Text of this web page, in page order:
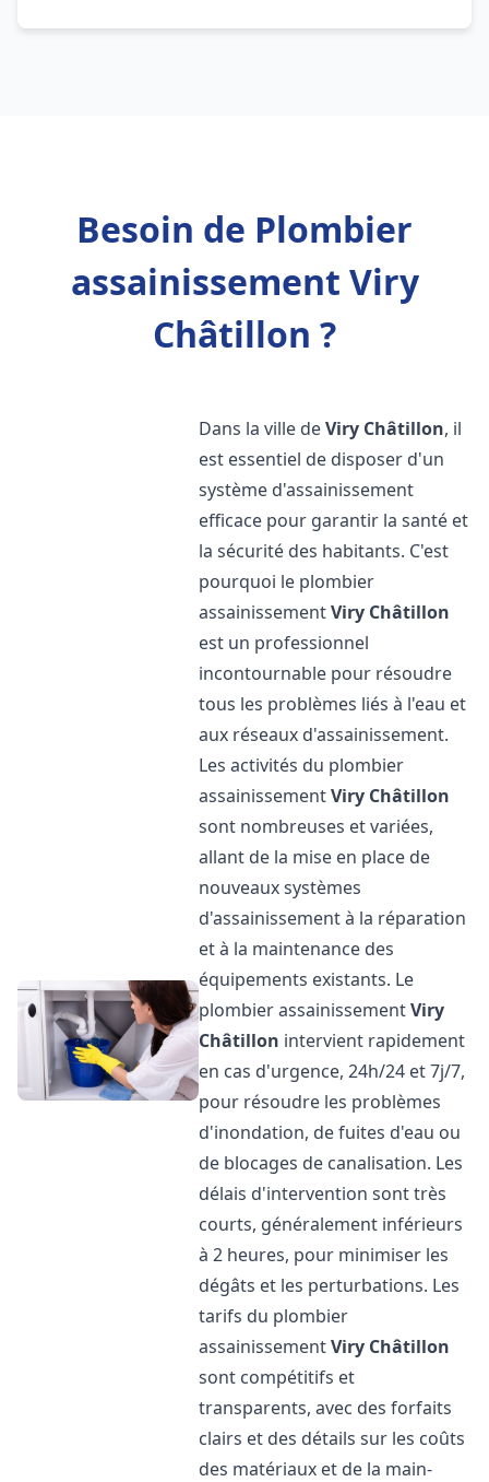
Besoin de Plombier
assainissement Viry
Châtillon ?
Dans la ville deViry Châtillon, il
est essentiel de disposer d'un
système d'assainissement
efficace pour garantir la santé et
la sécurité des habitants. C'est
pourquoi le plombier
assainissementViry Châtillon
est un professionnel
incontournable pour résoudre
tous les problèmes liés à l'eau et
aux réseaux d'assainissement.
Les activités du plombier
assainissementViry Châtillon
sont nombreuses et variées,
allant de la mise en place de
nouveaux systèmes
d'assainissement à la réparation
et à la maintenance des
équipements existants. Le
plombier assainissementViry
Châtillon intervient rapidement
en cas d'urgence, 24h/24 et 7j/7,
pour résoudre les problèmes
d'inondation, de fuites d'eau ou
de blocages de canalisation. Les
délais d'intervention sont très
courts, généralement inférieurs
à 2 heures, pour minimiser les
dégâts et les perturbations. Les
tarifs du plombier
assainissementViry Châtillon
sont compétitifs et
transparents, avec des forfaits
clairs et des détails sur les coûts
des matériaux et de la main-